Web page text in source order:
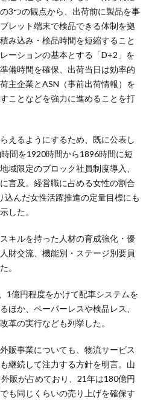
3つの観点から、出荷前に製品を事
レット端末で検品できる体制を拠
み込み・検品時間を短縮すること
ーションの基本とする「D+2」を
備時間を確保、出荷当日は効率的
主企業とASN（事前出荷情報）を
ことなどを強力に進めることを打
えるようにするため、既に公表し
間を1920時間から1896時間に短
域限定のブロック社員制度導入、
言及。経営職に占める女性の割合
んだ女性活躍推進の定量目標にも
した。
キルを持った人材の育成強化・優
財交流、機能別・ステージ別要員
。
1億円程度をかけて配車システムを
ほか、ペーパーレスや検品レス、
革の実行なども列挙した。
販事業についても、物流サービス
継続して注力する方針を明言。山
販が占めており、21年は180億円
も同じくらいの売り上げを確保す